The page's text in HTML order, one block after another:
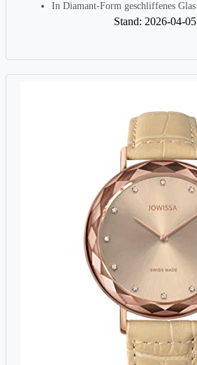
In Diamant-Form geschliffenes Glas
Stand: 2026-04-05